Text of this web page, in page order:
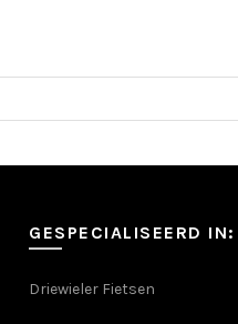
GESPECIALISEERD IN:
Driewieler Fietsen